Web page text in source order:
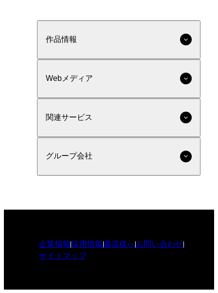
作品情報
Webメディア
関連サービス
グループ会社
企業情報採用情報書店様へお問い合わせ
サイトマップ